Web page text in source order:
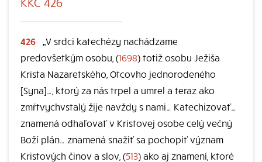
426 „V srdci katechézy nachádzame
predovšetkým osobu, (1698) totiž osobu Ježiša
Krista Nazaretského, Otcovho jednorodeného
[Syna]…, ktorý za nás trpel a umrel a teraz ako
zmŕtvychvstalý žije navždy s nami… Katechizovať…
znamená odhaľovať v Kristovej osobe celý večný
Boží plán… znamená snažiť sa pochopiť význam
Kristových činov a slov, (513) ako aj znamení, ktoré